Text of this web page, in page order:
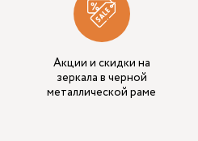
Акции и скидки на
зеркала в черной
металлической раме